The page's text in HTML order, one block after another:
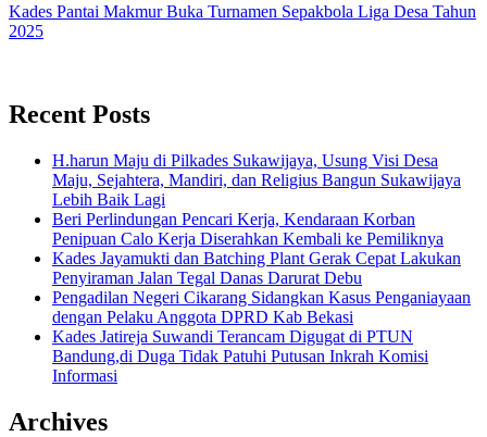
Kades Pantai Makmur Buka Turnamen Sepakbola Liga Desa Tahun
2025
Recent Posts
H.harun Maju di Pilkades Sukawijaya, Usung Visi Desa
Maju, Sejahtera, Mandiri, dan Religius Bangun Sukawijaya
Lebih Baik Lagi
Beri Perlindungan Pencari Kerja, Kendaraan Korban
Penipuan Calo Kerja Diserahkan Kembali ke Pemiliknya
Kades Jayamukti dan Batching Plant Gerak Cepat Lakukan
Penyiraman Jalan Tegal Danas Darurat Debu
Pengadilan Negeri Cikarang Sidangkan Kasus Penganiayaan
dengan Pelaku Anggota DPRD Kab Bekasi
Kades Jatireja Suwandi Terancam Digugat di PTUN
Bandung,di Duga Tidak Patuhi Putusan Inkrah Komisi
Informasi
Archives